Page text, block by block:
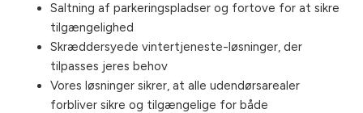
Saltning af parkeringspladser og fortove for at sikre
tilgængelighed
Skræddersyede vintertjeneste-løsninger, der
tilpasses jeres behov
Vores løsninger sikrer, at alle udendørsarealer
forbliver sikre og tilgængelige for både